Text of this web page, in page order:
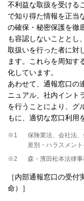
不利益な取扱を受ける
で知り得た情報を正当
の確保・秘密保護を徹
も容認しないこととし
取扱いを行った者に対
ます。これらを周知す
化しています。
あわせて、通報窓口の
ニュアル、社内イント
を行うことにより、グ
もに、適切な窓口利用
※1
保険業法、会社法
差別・ハラスメン
※2
森・濱田松本法律
［内部通報窓口の受
命）］